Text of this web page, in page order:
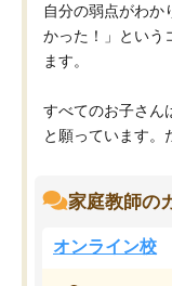
自分の弱点がわか
かった！」という
ます。
すべてのお子さん
と願っています。
家庭教師の
オンライン校